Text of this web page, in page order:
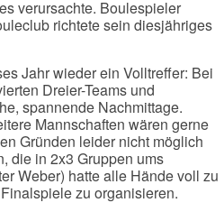
verursachte. Boulespieler
richtete sein diesjähriges
Jahr wieder ein Volltreffer: Bei
Dreier-Teams und
spannende Nachmittage.
Mannschaften wären gerne
Gründen leider nicht möglich
die in 2x3 Gruppen ums
Weber) hatte alle Hände voll zu
zu organisieren.